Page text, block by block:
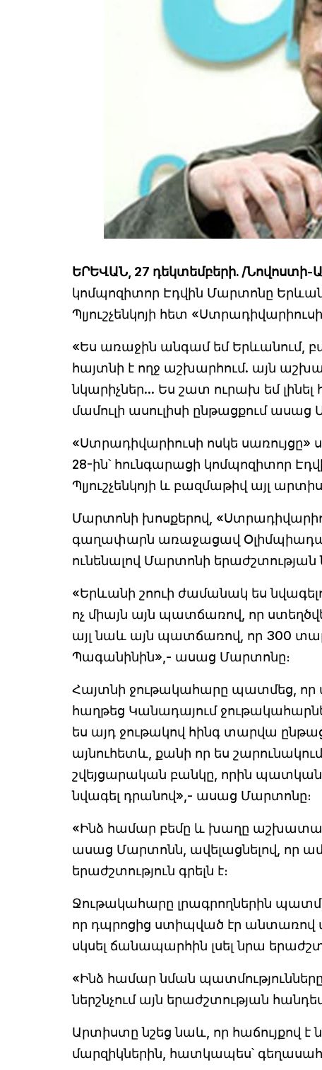
ԵՐԵՎԱՆ, 27 դեկտեմբերի. /Նովոստի-
կոմպոզիտոր Էդվին Մարտոնը Երևան
Պլյուշչենկոյի հետ
«Ես առաջին անգամ եմ Երևանում,
հայտնի է ողջ աշխարհում. այն
նկարիչներ... Ես շատ ուրախ եմ լինել
մամուլի ասուլիսի ընթացքում ասաց
«Ստրադիվարիուսի ոսկե սառույցը»
28-ին՝ հունգարացի կոմպոզիտոր
Պլյուշչենկոյի և բազմաթիվ այլ
Մարտոնի խոսքերով,
գաղափարն առաջացավ
ունենալով Մարտոնի երաժշտության
«Երևանի շոուի ժամանակ ես
ոչ միայն այն պատճառով, որ
այլ նաև այն պատճառով, որ 300
Պագանինին»,- ասաց Մարտոնը։
Հայտնի ջութակահարը պատմեց, որ
հաղթեց Կանադայում
ես այդ ջութակով հինգ տարվա
այնուհետև, քանի որ ես
շվեյցարական բանկը, որին
նվագել դրանով»,- ասաց Մարտոնը։
«Ինձ համար բեմը և խաղը աշխատանք
ասաց Մարտոնն, ավելացնելով, որ
երաժշտություն գրելն է։
Ջութակահարը լրագրողներին
որ դպրոցից ստիպված էր անտառով
սկսել ճանապարհին լսել նրա
«Ինձ համար նման
ներշնչում այն երաժշտության
Արտիստը նշեց նաև, որ հաճույքով է
մարզիկներին, հատկապես՝